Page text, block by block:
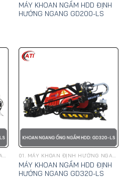
MÁY KHOAN NGẦM HDD ĐỊNH
HƯỚNG NGANG GD200-LS
01. MÁY KHOAN ĐỊNH HƯỚNG NGANG, KÉO ỐNG NGẦM HDD - GOODENG 01. MÁY KHOAN ĐỊNH HƯỚNG NGANG, KÉO ỐNG NGẦM HDD - GOODENG
MÁY KHOAN NGẦM HDD ĐỊNH
HƯỚNG NGANG GD320-LS